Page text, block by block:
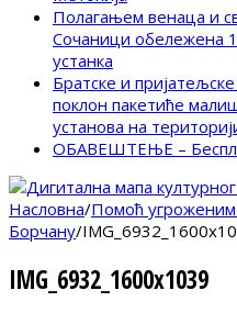
Полагањем венаца и
Сочаници обележена
устанка
Братске и
поклон пакетиће
установа на
ОБАВЕШТЕЊЕ –
Насловна/Помоћ
Борчану/
IMG_6932_1600x1039